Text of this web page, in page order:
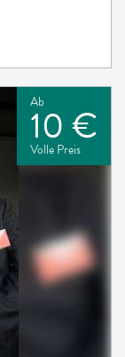
Ab
10 €
Volle Preis